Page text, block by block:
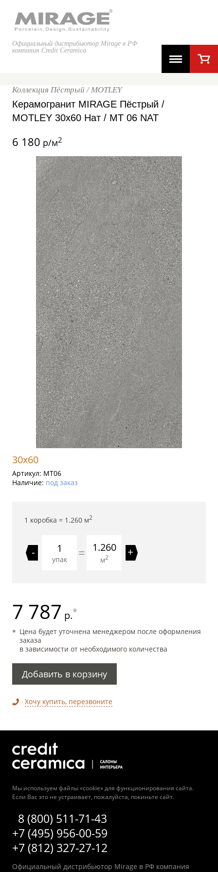
Официальный дистрибьютор Mirage в РФ
компания Credit Ceramica
Коллекция Пёстрый / MOTLEY
Керамогранит MIRAGE Пёстрый /
MOTLEY 30x60 Нат / MT 06 NAT
6 180 р/м2
30x60
Артикул: MT06
Наличие: под заказ
1 коробка = 1.260 м2
-
упак = 1.260
м2 +
7 787 р.*
Цена будет уточнена менеджером после оформления
заказа
в зависимости от необходимого количества
Добавить в корзину
Хочу купить, перезвоните
Мы используем файлы «cookie» для функционирования сайта.
Если Вас это не устраивает, пожалуйста, покиньте сайт.
8 (800) 511-71-43
+7 (495) 956-00-59
+7 (812) 327-27-12
Официальный дистрибьютор Mirage в РФ компания